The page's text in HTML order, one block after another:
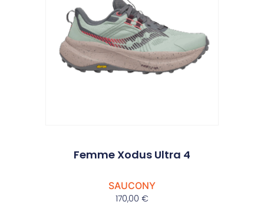
Femme Xodus Ultra 4
SAUCONY
170,00 €